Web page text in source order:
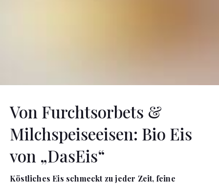
Von Furchtsorbets &
Milchspeiseeisen: Bio Eis
von „DasEis“
Köstliches Eis schmeckt zu jeder Zeit, feine